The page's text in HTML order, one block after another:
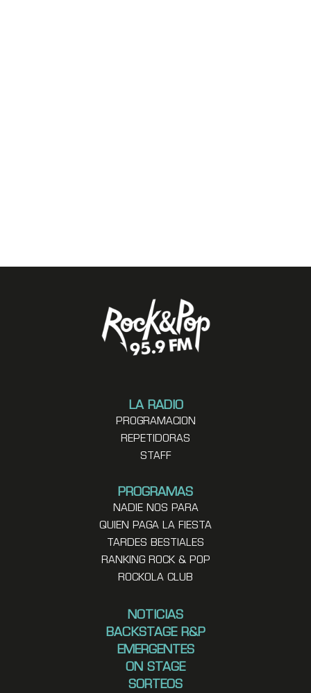
LA RADIO
PROGRAMACION
REPETIDORAS
STAFF
PROGRAMAS
NADIE NOS PARA
QUIEN PAGA LA FIESTA
TARDES BESTIALES
RANKING ROCK & POP
ROCKOLA CLUB
NOTICIAS
BACKSTAGE R&P
EMERGENTES
ON STAGE
SORTEOS